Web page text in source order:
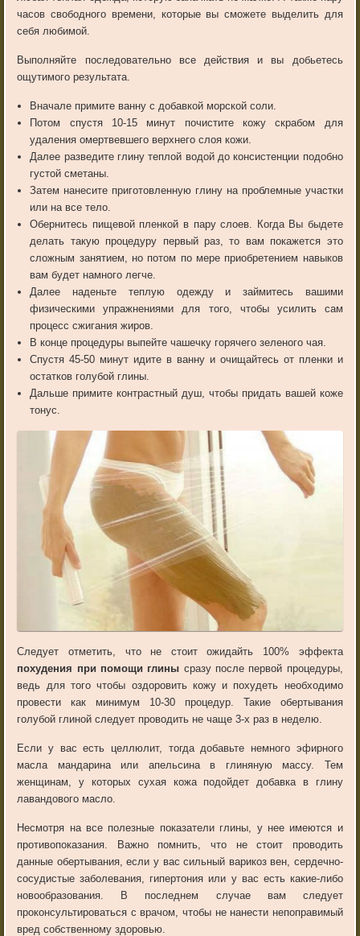
часов свободного времени, которые вы сможете выделить для
себя любимой.
Выполняйте последовательно все действия и вы добьетесь
ощутимого результата.
Вначале примите ванну с добавкой морской соли.
Потом спустя 10-15 минут почистите кожу скрабом для
удаления омертвевшего верхнего слоя кожи.
Далее разведите глину теплой водой до консистенции подобно
густой сметаны.
Затем нанесите приготовленную глину на проблемные участки
или на все тело.
Обернитесь пищевой пленкой в пару слоев. Когда Вы быдете
делать такую процедуру первый раз, то вам покажется это
сложным занятием, но потом по мере приобретением навыков
вам будет намного легче.
Далее наденьте теплую одежду и займитесь вашими
физическими упражнениями для того, чтобы усилить сам
процесс сжигания жиров.
В конце процедуры выпейте чашечку горячего зеленого чая.
Спустя 45-50 минут идите в ванну и очищайтесь от пленки и
остатков голубой глины.
Дальше примите контрастный душ, чтобы придать вашей коже
тонус.
Следует отметить, что не стоит ожидайть 100% эффекта
похудения при помощи глины сразу после первой процедуры,
ведь для того чтобы оздоровить кожу и похудеть необходимо
провести как минимум 10-30 процедур. Такие обертывания
голубой глиной следует проводить не чаще 3-х раз в неделю.
Если у вас есть целлюлит, тогда добавьте немного эфирного
масла мандарина или апельсина в глиняную массу. Тем
женщинам, у которых сухая кожа подойдет добавка в глину
лавандового масло.
Несмотря на все полезные показатели глины, у нее имеются и
противопоказания. Важно помнить, что не стоит проводить
данные обертывания, если у вас сильный варикоз вен, сердечно-
сосудистые заболевания, гипертония или у вас есть какие-либо
новообразования. В последнем случае вам следует
проконсультироваться с врачом, чтобы не нанести непоправимый
вред собственному здоровью.